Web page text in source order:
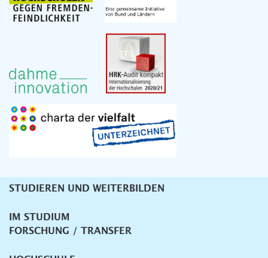
Unternavigation
STUDIEREN UND WEITERBILDEN
IM STUDIUM
FORSCHUNG / TRANSFER